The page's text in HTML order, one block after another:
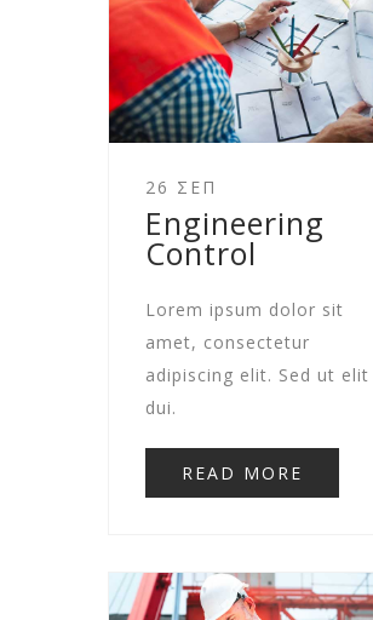
26 ΣΕΠ
Engineering
Control
Lorem ipsum dolor sit
amet, consectetur
adipiscing elit. Sed ut elit
dui.
READ MORE